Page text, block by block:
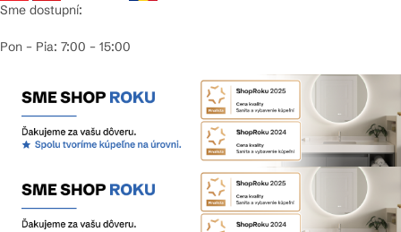
Sme dostupní:
Pon – Pia: 7:00 – 15:00